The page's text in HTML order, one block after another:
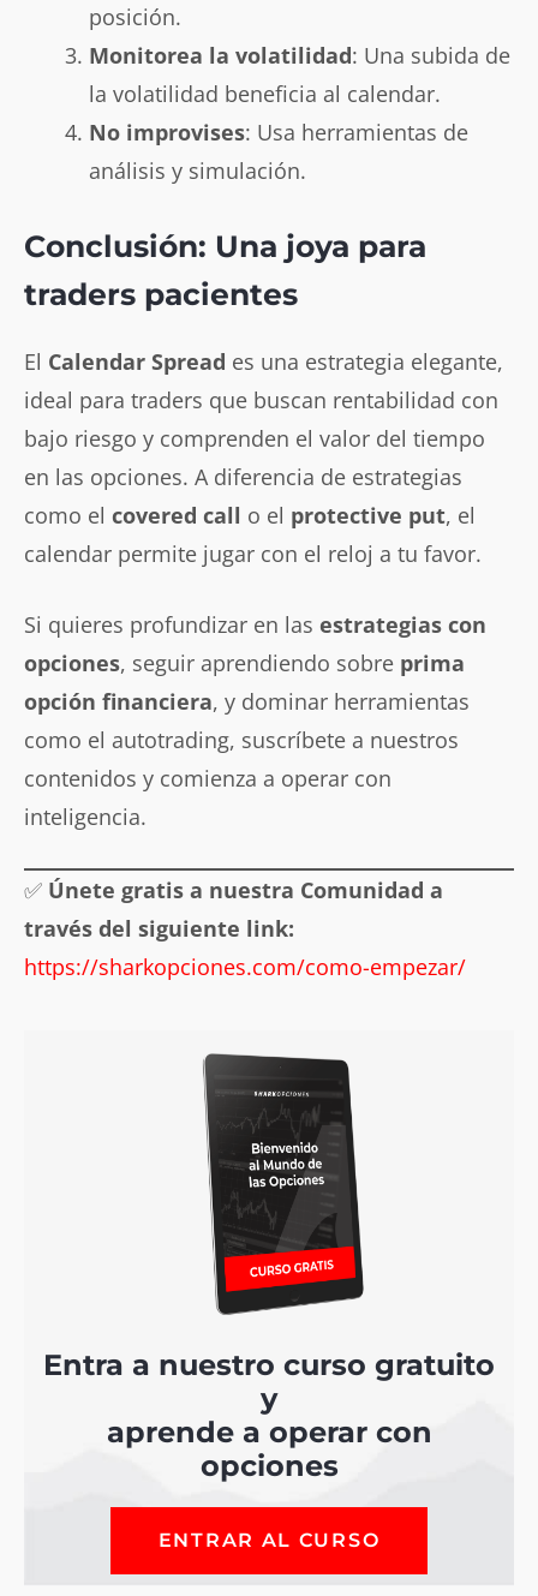
posición.
Monitorea la volatilidad: Una subida de
la volatilidad beneficia al calendar.
No improvises: Usa herramientas de
análisis y simulación.
Conclusión: Una joya para
traders pacientes
El Calendar Spread es una estrategia elegante,
ideal para traders que buscan rentabilidad con
bajo riesgo y comprenden el valor del tiempo
en las opciones. A diferencia de estrategias
como el covered call o el protective put, el
calendar permite jugar con el reloj a tu favor.
Si quieres profundizar en las estrategias con
opciones, seguir aprendiendo sobre prima
opción financiera, y dominar herramientas
como el autotrading, suscríbete a nuestros
contenidos y comienza a operar con
inteligencia.
✅ Únete gratis a nuestra Comunidad a
través del siguiente link:
https://sharkopciones.com/como-empezar/
Entra a nuestro curso gratuito
y
aprende a operar con
opciones
ENTRAR AL CURSO